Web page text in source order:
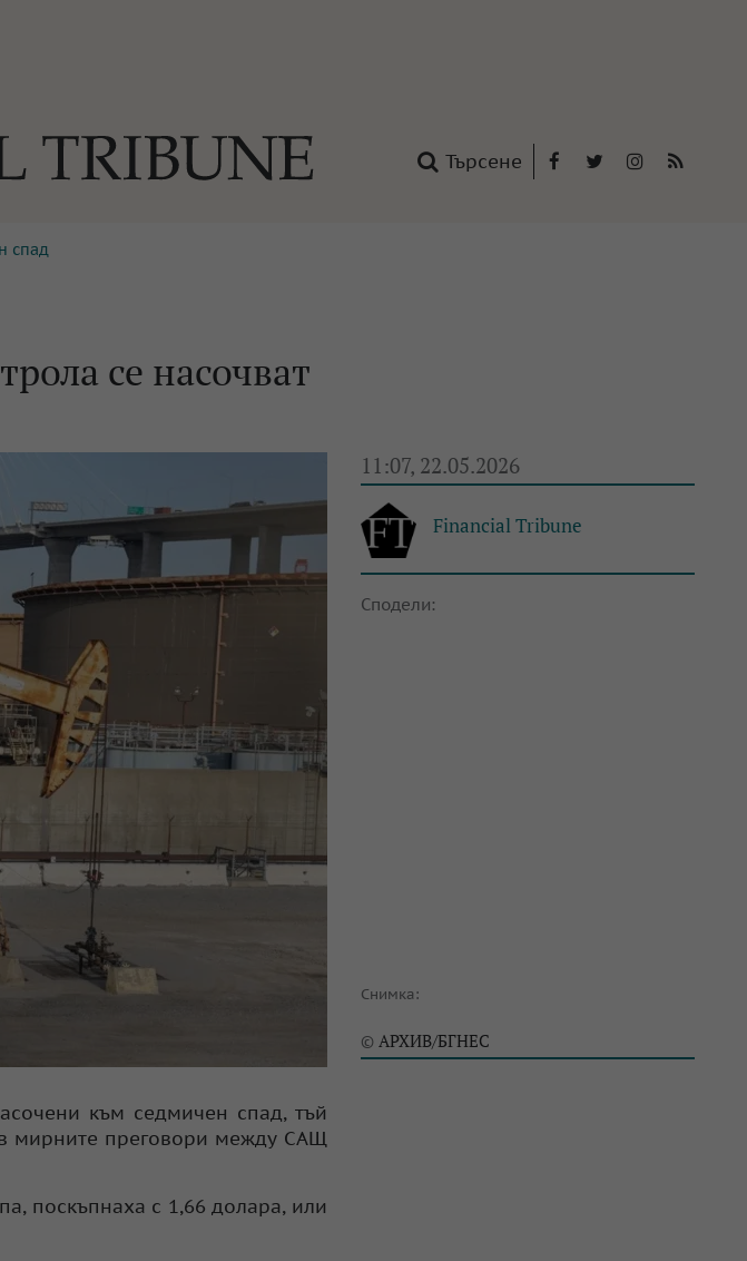
Търсене
За нас
спад
се насочват
11:07, 22.05.2026
Financial Tribune
Сподели:
Снимка:
© АРХИВ/БГНЕС
към седмичен спад, тъй
в мирните преговори между САЩ
поскъпнаха с 1,66 долара, или